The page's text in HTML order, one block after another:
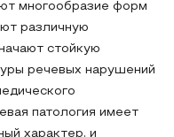
многообразие форм
различную
стойкую
речевых нарушений
патология имеет
характер, и